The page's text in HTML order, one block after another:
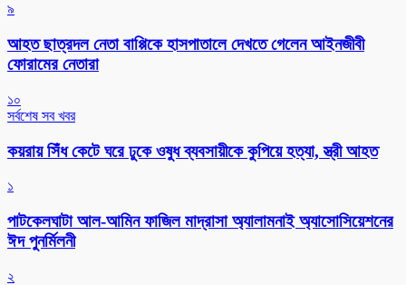
৯
আহত ছাত্রদল নেতা বাপ্পিকে হাসপাতালে দেখতে গেলেন আইনজীবী
ফোরামের নেতারা
১০
সর্বশেষ সব খবর
কয়রায় সিঁধ কেটে ঘরে ঢুকে ওষুধ ব্যবসায়ীকে কুপিয়ে হত্যা, স্ত্রী আহত
১
পাটকেলঘাটা আল-আমিন ফাজিল মাদ্রাসা অ্যালামনাই অ্যাসোসিয়েশনের
ঈদ পুনর্মিলনী
২